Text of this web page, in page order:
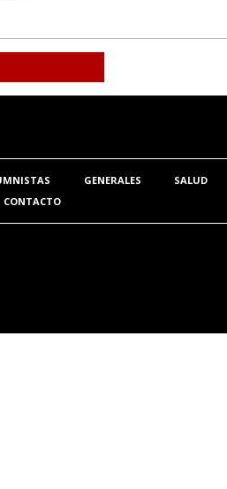
GENERALES SALUD
CONTACTO